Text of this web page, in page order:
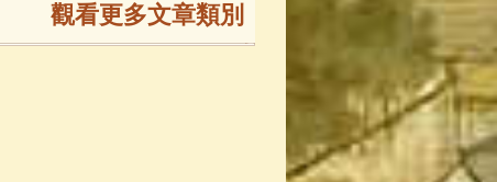
觀看更多文章類別